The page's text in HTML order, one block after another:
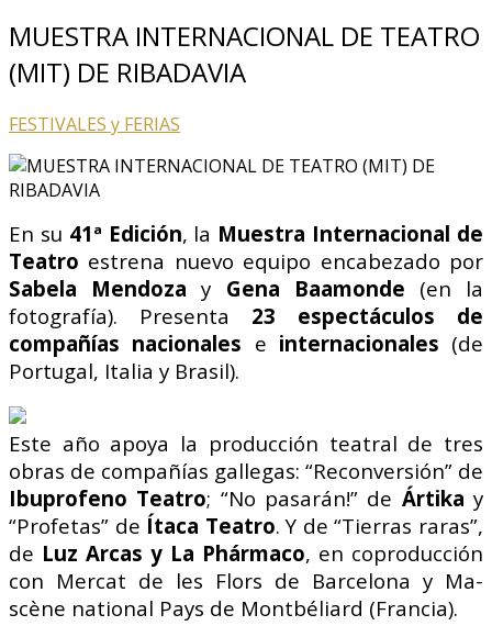
MUESTRA INTERNACIONAL DE TEATRO
(MIT) DE RIBADAVIA
FESTIVALES y FERIAS
En su 41ª Edición, la Muestra Internacional de
Teatro estrena nuevo equipo encabezado por
Sabela Mendozay Gena Baamonde (en la
fotografía). Presenta 23 espectáculos de
compañías nacionales e internacionales (de
Portugal, Italia y Brasil).
Este año apoya la producción teatral de tres
obras de compañías gallegas: “Reconversión” de
Ibuprofeno Teatro; “No pasarán!” de Ártika y
“Profetas” de Ítaca Teatro. Y de “Tierras raras”,
de Luz Arcas y La Phármaco, en coproducción
con Mercat de les Flors de Barcelona y Ma-
scène national Pays de Montbéliard (Francia).